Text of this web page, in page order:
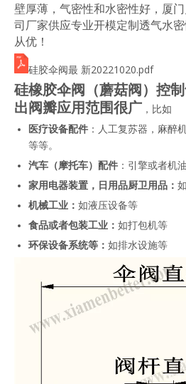
壁厚薄，气密性和水密性好，厦
司厂家供应专业开模定制透气水
从优！
硅胶伞阀最 新20221020.pdf
硅橡胶伞阀 （蘑菇阀）控
出阀瓣应用范围很广 ，比如
医疗设备配件 ：人工复苏器，麻醉
等等。
汽车（摩托车）配件 ：引擎或者机
家用电器装置，日用品厨卫用品：
机械工业： 如液压设备等
食品或者包装工业： 如打包机等
环保设备系统等： 如排水设施等